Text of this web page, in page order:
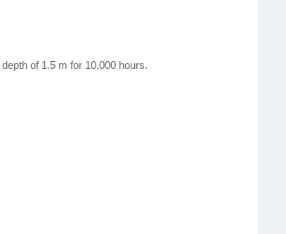
depth of 1.5 m for 10,000 hours.